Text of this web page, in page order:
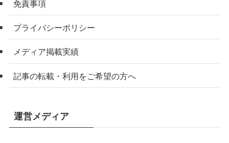
免責事項
プライバシーポリシー
メディア掲載実績
記事の転載・利用をご希望の方へ
運営メディア